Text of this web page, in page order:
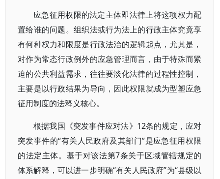
应急征用权限的法定主体即法律上将这项权力配
置给谁的问题。组织法或行为法上的行政主体究竟享
有何种权力和限度是行政法治的逻辑起点，尤其是，
对作为常态行政例外的应急管理而言，由于特殊而紧
迫的公共利益需求，往往要淡化法律的过程性控制，
主要是以行政结果为导向，因此权限就成为型塑应急
征用制度的法释义核心。
根据我国《突发事件应对法》12条的规定，应对
突发事件的“有关人民政府及其部门”是应急征用权限
的法定主体。基于对该法第7条关于区域管辖规定的
体系解释，可以进一步明确“有关人民政府”为“县级以